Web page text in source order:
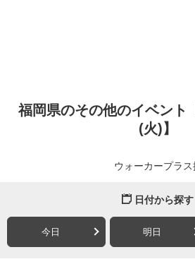
福岡県のその他のイベント
(火)】
ウォーカープラ
日付から探す
今日 明日